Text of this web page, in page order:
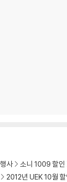
사 소니 1009 할인
2012년 UEK 10월